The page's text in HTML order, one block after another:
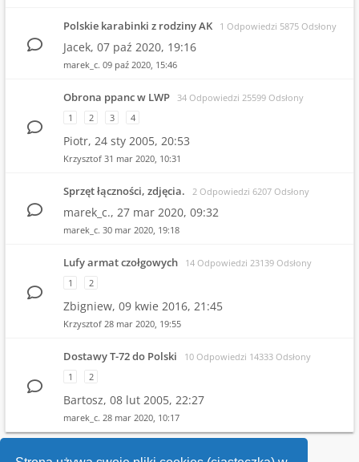
Polskie karabinki z rodziny AK 1 Odpowiedzi 5875 Odsłony
Jacek, 07 paź 2020, 19:16
marek_c. 09 paź 2020, 15:46
Obrona ppanc w LWP 34 Odpowiedzi 25599 Odsłony
1
2 3 4
Piotr, 24 sty 2005, 20:53
Krzysztof 31 mar 2020, 10:31
Sprzęt łączności, zdjęcia. 2 Odpowiedzi 6207 Odsłony
marek_c., 27 mar 2020, 09:32
marek_c. 30 mar 2020, 19:18
Lufy armat czołgowych
14 Odpowiedzi 23139 Odsłony
1
2
Zbigniew, 09 kwie 2016, 21:45
Krzysztof 28 mar 2020, 19:55
Dostawy T-72 do Polski
10 Odpowiedzi 14333 Odsłony
1
2
Bartosz, 08 lut 2005, 22:27
marek_c. 28 mar 2020, 10:17